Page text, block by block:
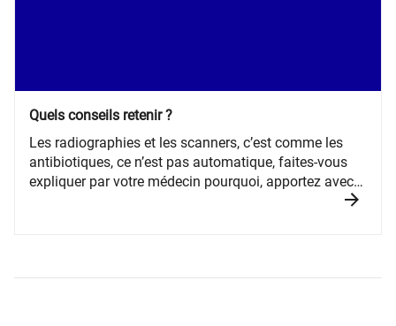
Quels conseils retenir ?
Les radiographies et les scanners, c’est comme les
antibiotiques, ce n’est pas automatique, faites-vous
expliquer par votre médecin pourquoi, apportez avec
vous vos anciens examens, conservez vos clichés et